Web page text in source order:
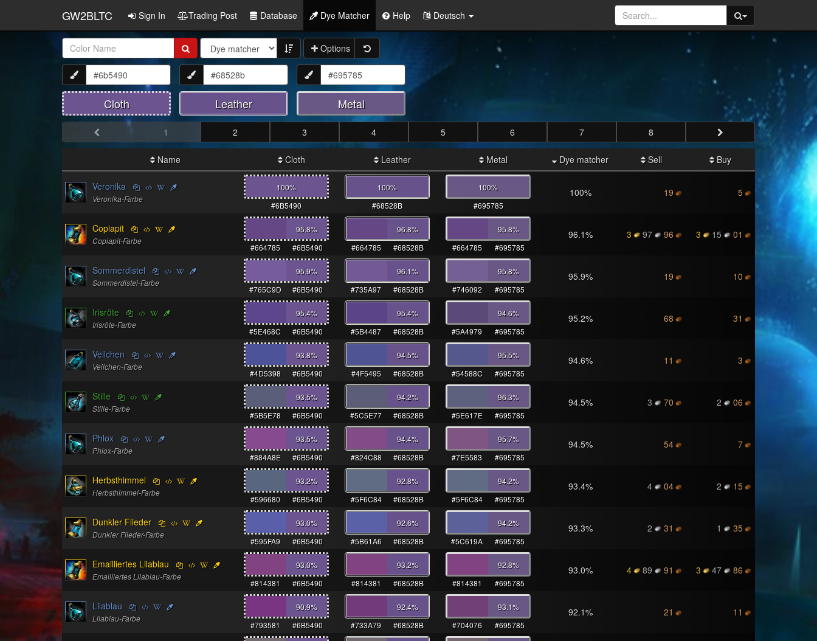
GW2BLTC Sign In Trading Post Database Dye Matcher Help Deutsch
Item
Name:
Options
Cloth Leather Metal
1 2 3 4 5 6 7 8
Name Cloth Leather Metal Dye matcher Sell Buy
Veronika
Veronika-Farbe
100%
#6B5490
100%
#68528B
100%
#695785
100% 19 5
Copiapit
Copiapit-Farbe
95.8%
#664785
#6B5490
96.8%
#664785
#68528B
95.8%
#664785
#695785
96.1% 3 97 96 3 15 01
Sommerdistel
Sommerdistel-Farbe
95.9%
#765C9D
#6B5490
96.1%
#735A97
#68528B
95.8%
#746092
#695785
95.9% 19 10
Irisröte
Irisröte-Farbe
95.4%
#5E468C
#6B5490
95.4%
#5B4487
#68528B
94.6%
#5A4979
#695785
95.2% 68 31
Veilchen
Veilchen-Farbe
93.8%
#4D5398
#6B5490
94.5%
#4F5495
#68528B
95.5%
#54588C
#695785
94.6% 11 3
Stille
Stille-Farbe
93.5%
#5B5E78
#6B5490
94.2%
#5C5E77
#68528B
96.3%
#5E617E
#695785
94.5% 3 70 2 06
Phlox
Phlox-Farbe
93.5%
#884A8E
#6B5490
94.4%
#824C88
#68528B
95.7%
#7E5583
#695785
94.5% 54 7
Herbsthimmel
Herbsthimmel-Farbe
93.2%
#596680
#6B5490
92.8%
#5F6C84
#68528B
94.2%
#5F6C84
#695785
93.4% 4 04 2 15
Dunkler Flieder
Dunkler Flieder-Farbe
93.0%
#595FA9
#6B5490
92.6%
#5B61A6
#68528B
94.2%
#5C619A
#695785
93.3% 2 31 1 35
Emailliertes Lilablau
Emailliertes Lilablau-Farbe
93.0%
#814381
#6B5490
93.2%
#814381
#68528B
92.8%
#814381
#695785
93.0% 4 89 91 3 47 86
Lilablau
Lilablau-Farbe
90.9%
#793581
#6B5490
92.4%
#733A79
#68528B
93.1%
#704076
#695785
92.1% 21 11